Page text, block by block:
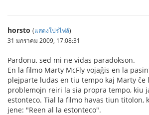
horsto (แสดงโปรไฟล์)
31 มกราคม 2009, 17:08:31
Pardonu, sed mi ne vidas paradokson.
En la filmo Marty McFly vojaĝis en la
plejparte ludas en tiu tempo kaj Marty ĉe
problemojn reiri la sia propra tempo, kiu
estonteco. Tial la filmo havas tiun titolon,
jene: "Reen al la estonteco".